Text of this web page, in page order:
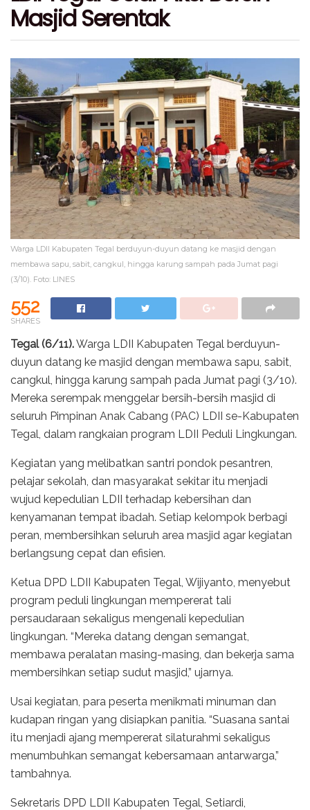
Masjid Serentak
Warga LDII Kabupaten Tegal berduyun-duyun datang ke masjid dengan
membawa sapu, sabit, cangkul, hingga karung sampah pada Jumat pagi
(3/10). Foto: LINES
552
SHARES
Tegal (6/11).Warga LDII Kabupaten Tegal berduyun-
duyun datang ke masjid dengan membawa sapu, sabit,
cangkul, hingga karung sampah pada Jumat pagi (3/10).
Mereka serempak menggelar bersih-bersih masjid di
seluruh Pimpinan Anak Cabang (PAC) LDII se-Kabupaten
Tegal, dalam rangkaian program LDII Peduli Lingkungan.
Kegiatan yang melibatkan santri pondok pesantren,
pelajar sekolah, dan masyarakat sekitar itu menjadi
wujud kepedulian LDII terhadap kebersihan dan
kenyamanan tempat ibadah. Setiap kelompok berbagi
peran, membersihkan seluruh area masjid agar kegiatan
berlangsung cepat dan efisien.
Ketua DPD LDII Kabupaten Tegal, Wijiyanto, menyebut
program peduli lingkungan mempererat tali
persaudaraan sekaligus mengenali kepedulian
lingkungan. “Mereka datang dengan semangat,
membawa peralatan masing-masing, dan bekerja sama
membersihkan setiap sudut masjid,” ujarnya.
Usai kegiatan, para peserta menikmati minuman dan
kudapan ringan yang disiapkan panitia. “Suasana santai
itu menjadi ajang mempererat silaturahmi sekaligus
menumbuhkan semangat kebersamaan antarwarga,”
tambahnya.
Sekretaris DPD LDII Kabupaten Tegal, Setiardi,